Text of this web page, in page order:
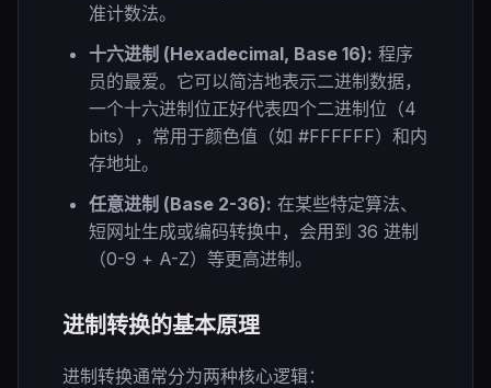
准计数法。
十六进制 (Hexadecimal, Base 16): 程序
员的最爱。它可以简洁地表示二进制数据，
一个十六进制位正好代表四个二进制位（4
bits），常用于颜色值（如 #FFFFFF）和内
存地址。
任意进制 (Base 2-36): 在某些特定算法、
短网址生成或编码转换中，会用到 36 进制
（0-9 + A-Z）等更高进制。
进制转换的基本原理
进制转换通常分为两种核心逻辑：